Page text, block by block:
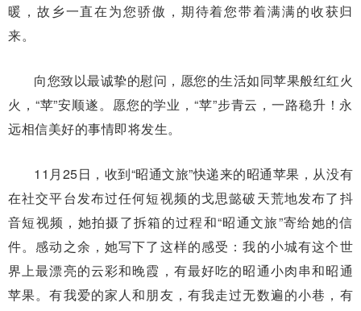
暖，故乡一直在为您骄傲，期待着您带着满满的收获归
来。
向您致以最诚挚的慰问，愿您的生活如同苹果般红红火
火，“苹”安顺遂。愿您的学业，“苹”步青云，一路稳升！永
远相信美好的事情即将发生。
11月25日，收到“昭通文旅”快递来的昭通苹果，从没有
在社交平台发布过任何短视频的戈思懿破天荒地发布了抖
音短视频，她拍摄了拆箱的过程和“昭通文旅”寄给她的信
件。感动之余，她写下了这样的感受：我的小城有这个世
界上最漂亮的云彩和晚霞，有最好吃的昭通小肉串和昭通
苹果。有我爱的家人和朋友，有我走过无数遍的小巷，有